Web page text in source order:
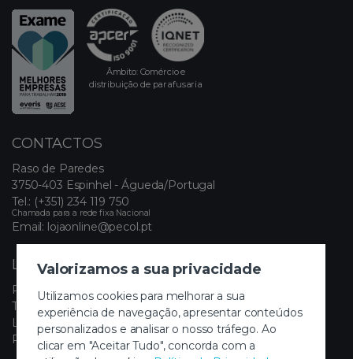
Valorizamos a sua privacidade
Utilizamos cookies para melhorar a sua
experiência de navegação, apresentar conteúdos
personalizados e analisar o nosso tráfego. Ao
clicar em "Aceitar Tudo", concorda com a
Âmbito: Comércio e
distribuição de parafusaria
CONTACTOS
Raso de Paredes
3750-403 Espinhel - Águeda/Portugal
Tel.: (+351) 234 119 750
Chamada para a rede fixa Nacional
Email: lojaonline@pecol.pt
LINKS ÚTEIS
Política de Privacidade
Termos e Condições
Livro de Reclamações Eletrónico
Painel de Cookies